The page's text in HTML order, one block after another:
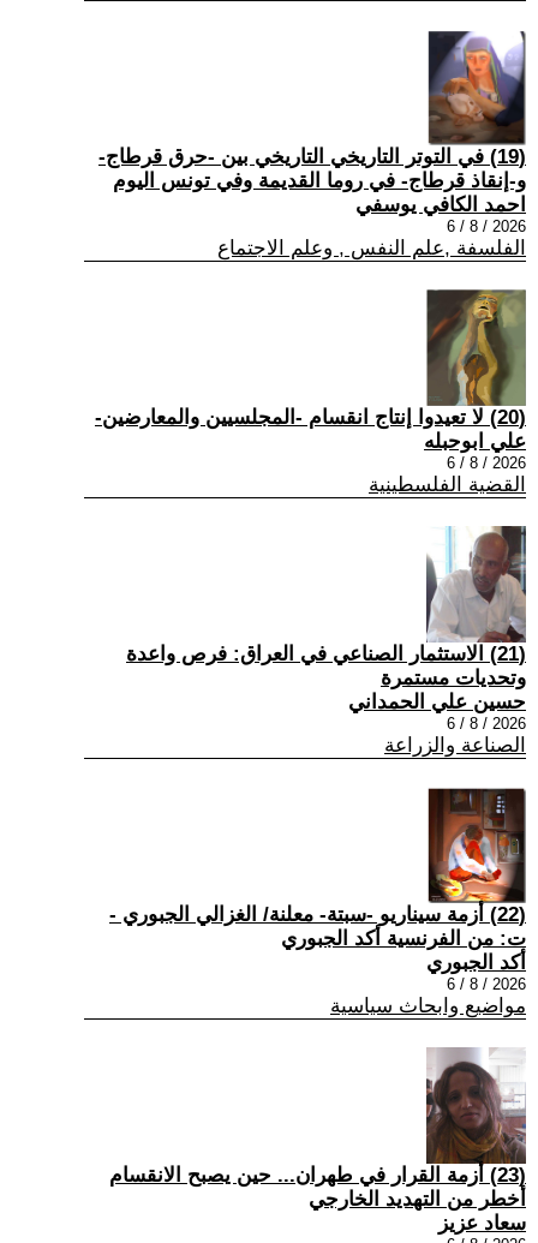
(19) في التوتر التاريخي التاريخي بين -حرق قرطاج-
و-إنقاذ قرطاج- في روما القديمة وفي تونس اليوم
احمد الكافي يوسفي
2026 / 8 / 6
الفلسفة ,علم النفس , وعلم الاجتماع
(20) لا تعيدوا إنتاج انقسام -المجلسيين والمعارضين-
علي ابوحبله
2026 / 8 / 6
القضية الفلسطينية
(21) الاستثمار الصناعي في العراق: فرص واعدة
وتحديات مستمرة
حسين علي الحمداني
2026 / 8 / 6
الصناعة والزراعة
(22) أزمة سيناريو -سبتة- معلنة/ الغزالي الجبوري -
ت: من الفرنسية أكد الجبوري
أكد الجبوري
2026 / 8 / 6
مواضيع وابحاث سياسية
(23) أزمة القرار في طهران... حين يصبح الانقسام
أخطر من التهديد الخارجي
سعاد عزيز